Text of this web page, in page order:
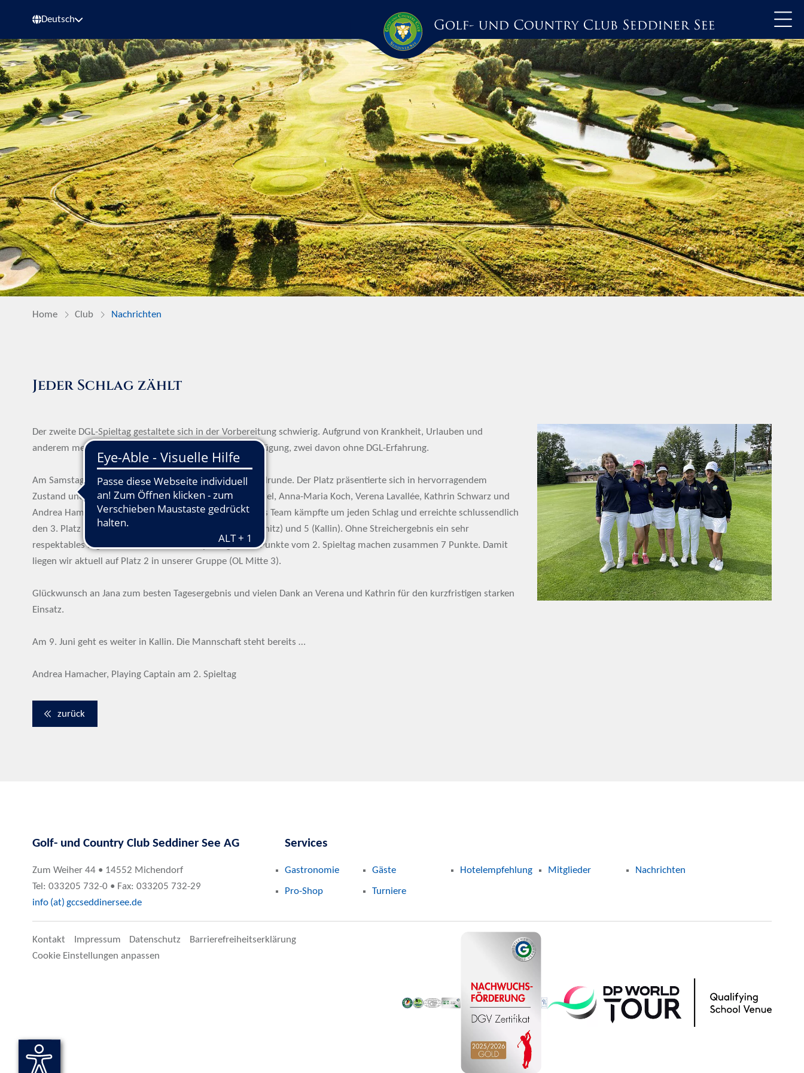
Deutsch
Home Club Nachrichten
Jeder Schlag zählt
Der zweite DGL-Spieltag gestaltete sich in der Vorbereitung schwierig. Aufgrund von Krankheit, Urlauben und
anderem mehr hatten wir nur fünf Spielerinnen zur Verfügung, zwei davon ohne DGL-Erfahrung.
Am Samstag ging es nach Dresden Ullersdorf zur Einspielrunde. Der Platz präsentierte sich in hervorragendem
Zustand und das bei unerwartet gutem Wetter. Jana Ketzel, Anna-Maria Koch, Verena Lavallée, Kathrin Schwarz und
Andrea Hamacher teeten am Sonntag für Seddin auf. Das Team kämpfte um jeden Schlag und erreichte schlussendlich
den 3. Platz mit einem Schlag Vorsprung vor Rang 4 (Kienitz) und 5 (Kallin). Ohne Streichergebnis ein sehr
respektables Ergebnis. 4 Punkte vom 1. Spieltag und 3 Punkte vom 2. Spieltag machen zusammen 7 Punkte. Damit
liegen wir aktuell auf Platz 2 in unserer Gruppe (OL Mitte 3).
Glückwunsch an Jana zum besten Tagesergebnis und vielen Dank an Verena und Kathrin für den kurzfristigen starken
Einsatz.
Am 9. Juni geht es weiter in Kallin. Die Mannschaft steht bereits …
Andrea Hamacher, Playing Captain am 2. Spieltag
zurück
Golf- und Country Club Seddiner See AG
Zum Weiher 44 • 14552 Michendorf
Tel: 033205 732-0 • Fax: 033205 732-29
info (at) gccseddinersee.de
Services
Gastronomie Gäste Hotelempfehlung Mitglieder Nachrichten
Pro-Shop Turniere
Kontakt Impressum Datenschutz
Barrierefreiheitserklärung
Cookie Einstellungen anpassen